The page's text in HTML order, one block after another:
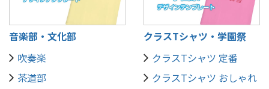
音楽部・文化部
吹奏楽
茶道部
クラスTシャツ・学園祭
クラスTシャツ 定番
クラスTシャツ おしゃれ